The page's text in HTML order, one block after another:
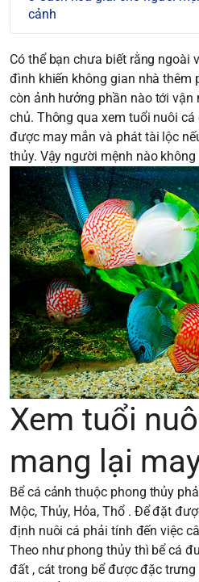
cảnh
Có thể bạn chưa biết rằng ngoài
đình khiến không gian nhà thêm
còn ảnh hưởng phần nào tới vận
chủ. Thông qua xem tuổi nuôi
được may mắn và phát tài lộc
thủy. Vậy người mệnh nào
Xem tuổi
mang lại
Bể cá cảnh thuộc phong thủy
Mộc, Thủy, Hỏa, Thổ . Để đặt
định nuôi cá phải tính đến việc
Theo như phong thủy thì bể cá
đất , cát trong bể được đặc